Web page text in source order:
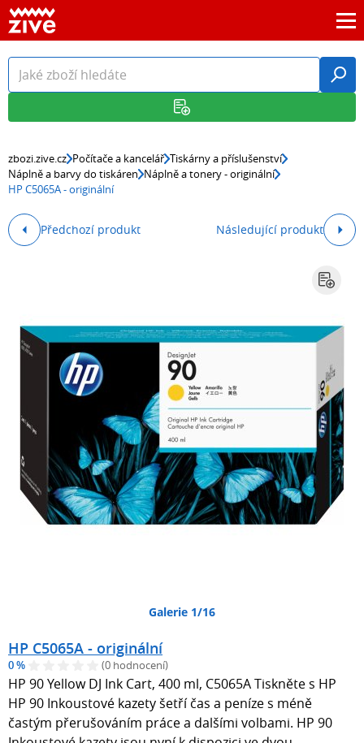
zbozi.zive.cz Počítače a kancelář Tiskárny a příslušenství
Náplně a barvy do tiskáren Náplně a tonery - originální
HP C5065A - originální
Předchozí produkt Následující produkt
Galerie 1/16
HP C5065A - originální
0 % (0 hodnocení)
HP 90 Yellow DJ Ink Cart, 400 ml, C5065A Tiskněte s HP
HP 90 Inkoustové kazety šetří čas a peníze s méně
častým přerušováním práce a dalšími volbami. HP 90